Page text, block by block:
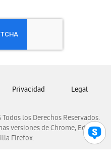
los Derechos Reservados.
versiones de Chrome, Edge,
Firefox.
Privacidad Legal